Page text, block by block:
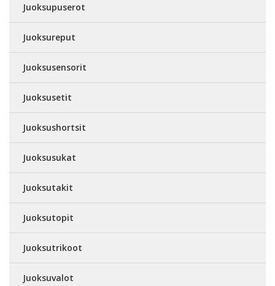
Juoksupuserot
Juoksureput
Juoksusensorit
Juoksusetit
Juoksushortsit
Juoksusukat
Juoksutakit
Juoksutopit
Juoksutrikoot
Juoksuvalot